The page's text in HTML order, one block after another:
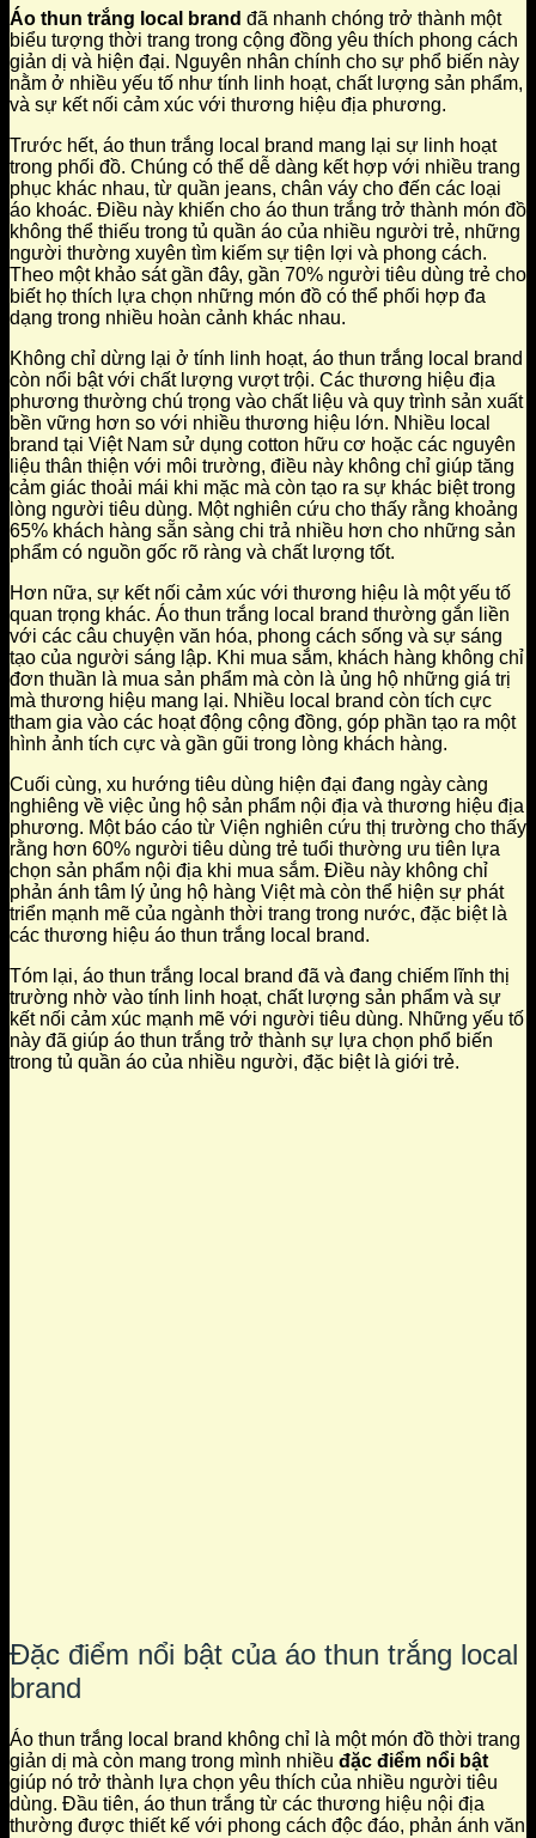
Áo thun trắng local brand đã nhanh chóng trở thành một
biểu tượng thời trang trong cộng đồng yêu thích phong cách
giản dị và hiện đại. Nguyên nhân chính cho sự phổ biến này
nằm ở nhiều yếu tố như tính linh hoạt, chất lượng sản phẩm,
và sự kết nối cảm xúc với thương hiệu địa phương.
Trước hết, áo thun trắng local brand mang lại sự linh hoạt
trong phối đồ. Chúng có thể dễ dàng kết hợp với nhiều trang
phục khác nhau, từ quần jeans, chân váy cho đến các loại
áo khoác. Điều này khiến cho áo thun trắng trở thành món đồ
không thể thiếu trong tủ quần áo của nhiều người trẻ, những
người thường xuyên tìm kiếm sự tiện lợi và phong cách.
Theo một khảo sát gần đây, gần 70% người tiêu dùng trẻ cho
biết họ thích lựa chọn những món đồ có thể phối hợp đa
dạng trong nhiều hoàn cảnh khác nhau.
Không chỉ dừng lại ở tính linh hoạt, áo thun trắng local brand
còn nổi bật với chất lượng vượt trội. Các thương hiệu địa
phương thường chú trọng vào chất liệu và quy trình sản xuất
bền vững hơn so với nhiều thương hiệu lớn. Nhiều local
brand tại Việt Nam sử dụng cotton hữu cơ hoặc các nguyên
liệu thân thiện với môi trường, điều này không chỉ giúp tăng
cảm giác thoải mái khi mặc mà còn tạo ra sự khác biệt trong
lòng người tiêu dùng. Một nghiên cứu cho thấy rằng khoảng
65% khách hàng sẵn sàng chi trả nhiều hơn cho những sản
phẩm có nguồn gốc rõ ràng và chất lượng tốt.
Hơn nữa, sự kết nối cảm xúc với thương hiệu là một yếu tố
quan trọng khác. Áo thun trắng local brand thường gắn liền
với các câu chuyện văn hóa, phong cách sống và sự sáng
tạo của người sáng lập. Khi mua sắm, khách hàng không chỉ
đơn thuần là mua sản phẩm mà còn là ủng hộ những giá trị
mà thương hiệu mang lại. Nhiều local brand còn tích cực
tham gia vào các hoạt động cộng đồng, góp phần tạo ra một
hình ảnh tích cực và gần gũi trong lòng khách hàng.
Cuối cùng, xu hướng tiêu dùng hiện đại đang ngày càng
nghiêng về việc ủng hộ sản phẩm nội địa và thương hiệu địa
phương. Một báo cáo từ Viện nghiên cứu thị trường cho thấy
rằng hơn 60% người tiêu dùng trẻ tuổi thường ưu tiên lựa
chọn sản phẩm nội địa khi mua sắm. Điều này không chỉ
phản ánh tâm lý ủng hộ hàng Việt mà còn thể hiện sự phát
triển mạnh mẽ của ngành thời trang trong nước, đặc biệt là
các thương hiệu áo thun trắng local brand.
Tóm lại, áo thun trắng local brand đã và đang chiếm lĩnh thị
trường nhờ vào tính linh hoạt, chất lượng sản phẩm và sự
kết nối cảm xúc mạnh mẽ với người tiêu dùng. Những yếu tố
này đã giúp áo thun trắng trở thành sự lựa chọn phổ biến
trong tủ quần áo của nhiều người, đặc biệt là giới trẻ.
Đặc điểm nổi bật của áo thun trắng local
brand
Áo thun trắng local brand không chỉ là một món đồ thời trang
giản dị mà còn mang trong mình nhiều đặc điểm nổi bật
giúp nó trở thành lựa chọn yêu thích của nhiều người tiêu
dùng. Đầu tiên, áo thun trắng từ các thương hiệu nội địa
thường được thiết kế với phong cách độc đáo, phản ánh văn